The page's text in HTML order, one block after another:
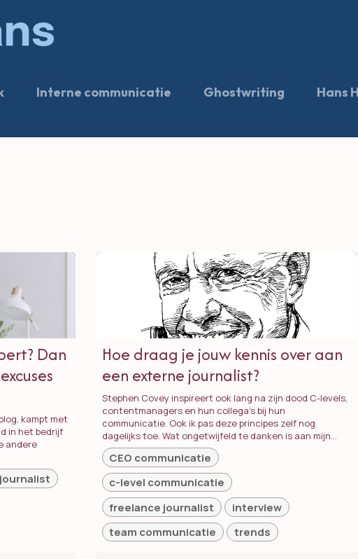
Interne communicatie Ghostwriting
Hans
Dan
kampt met
in het bedrijf
andere
Hoe draag je jouw kennis over aan
een externe journalist?
Stephen Covey inspireert ook lang na zijn dood C-levels,
contentmanagers en hun collega’s bij hun
communicatie. Ook ik pas deze principes zelf nog
dagelijks toe. Wat ongetwijfeld te danken is aan mijn...
CEO communicatie
c-level communicatie
freelance journalist
interview
team communicatie
trends